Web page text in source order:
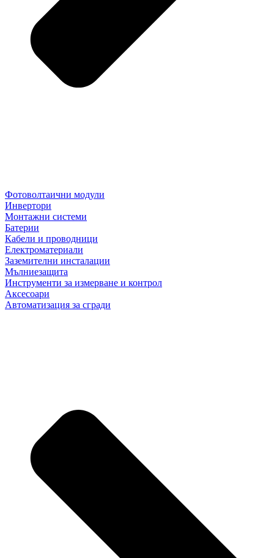
Фотоволтаични модули
Инвертори
Монтажни системи
Батерии
Кабели и проводници
Електроматериали
Заземителни инсталации
Мълниезащита
Инструменти за измерване и контрол
Аксесоари
Автоматизация за сгради